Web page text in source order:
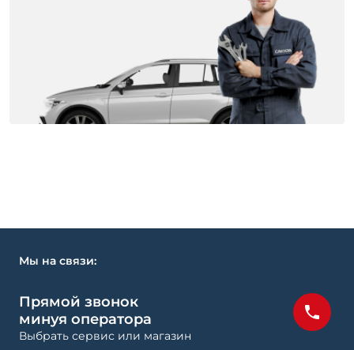
Мы на связи:
Прямой звонок
минуя оператора
Выбрать сервис или магазин